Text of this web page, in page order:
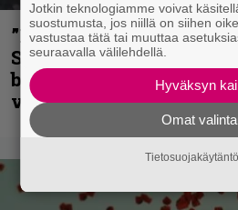
”He ovat tuoneet
Sepulturan Andreas
bändin, jonka riffit ovat
vaikutuksen
Jotkin teknologiamme voivat
suostumusta, jos niillä on siihen
vastustaa tätä tai muuttaa
seuraavalla välilehdellä.
Hyväksyn
Omat